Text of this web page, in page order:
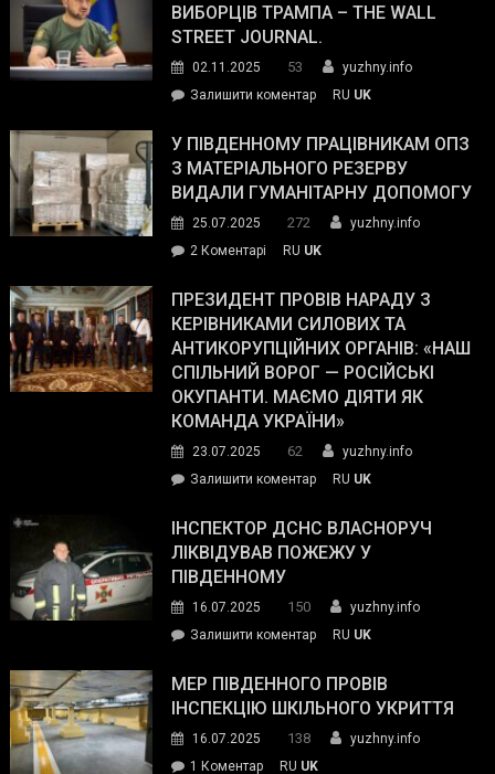
ВИБОРЦІВ ТРАМПА – THE WALL
STREET JOURNAL.
02.11.2025 53
yuzhny.info
Залишити коментарon
завойовує
симпатії
виборців
The
Street
Journal.
RU UK
У ПІВДЕННОМУ ПРАЦІВНИКАМ ОПЗ
З МАТЕРІАЛЬНОГО РЕЗЕРВУ
ВИДАЛИ ГУМАНІТАРНУ ДОПОМОГУ
25.07.2025 272
yuzhny.info
2 Коментарі
Південному
працівникам
ОПЗ
з
матеріального
резерву
гуманітарну
допомогу
RU UK
ПРЕЗИДЕНТ ПРОВІВ НАРАДУ З
КЕРІВНИКАМИ СИЛОВИХ ТА
АНТИКОРУПЦІЙНИХ ОРГАНІВ: «НАШ
СПІЛЬНИЙ ВОРОГ — РОСІЙСЬКІ
ОКУПАНТИ. МАЄМО ДІЯТИ ЯК
КОМАНДА УКРАЇНИ»
23.07.2025 62
yuzhny.info
Залишити коментарon
провів
нараду
силових
та
органів:
«Наш
спільний
RU UK
ІНСПЕКТОР ДСНС ВЛАСНОРУЧ
ЛІКВІДУВАВ ПОЖЕЖУ У
ПІВДЕННОМУ
16.07.2025 150
yuzhny.info
Залишити коментарon
ДСНС
власноруч
пожежу
RU UK
МЕР ПІВДЕННОГО ПРОВІВ
ІНСПЕКЦІЮ ШКІЛЬНОГО УКРИТТЯ
16.07.2025 138
yuzhny.info
1 Коментардо RU UK